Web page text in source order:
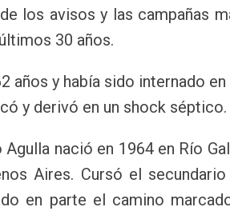
los avisos y las campañas
30 años.
años y había sido internado
y derivó en un shock séptico.
Agulla nació en 1964 en Río
Aires. Cursó el
en parte el camino